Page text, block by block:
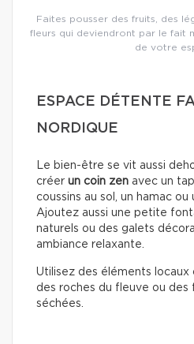
Faites pousser des fruits, des
fleurs qui deviendront par le fait
de votre
ESPACE DÉTENTE
NORDIQUE
Le bien-être se vit aussi
créer un coin zen avec un
coussins au sol, un hamac ou
Ajoutez aussi une petite
naturels ou des galets
ambiance relaxante.
Utilisez des éléments locaux
des roches du fleuve ou des
séchées.